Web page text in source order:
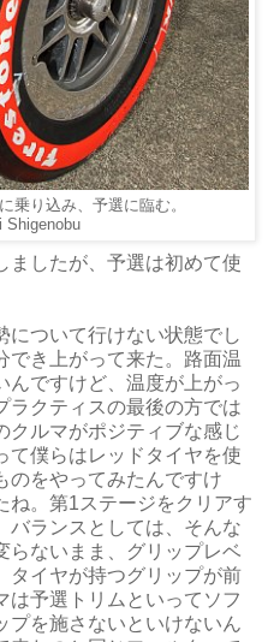
乗り込み、予選に臨む。
Shigenobu
したが、予選は初めて使
について行けない状態でし
でき上がって来た。路面温
んですけど、温度が上がっ
ラクティスの最後の方では
クルマがポジティブな感じ
て僕らはレッドタイヤを使
のをやってみたんですけ
ね。第1ステージをクリアす
バランスとしては、そんな
らないまま、グリップレベ
タイヤが持つグリップが前
は予選トリムといってソフ
プを施さないといけないん